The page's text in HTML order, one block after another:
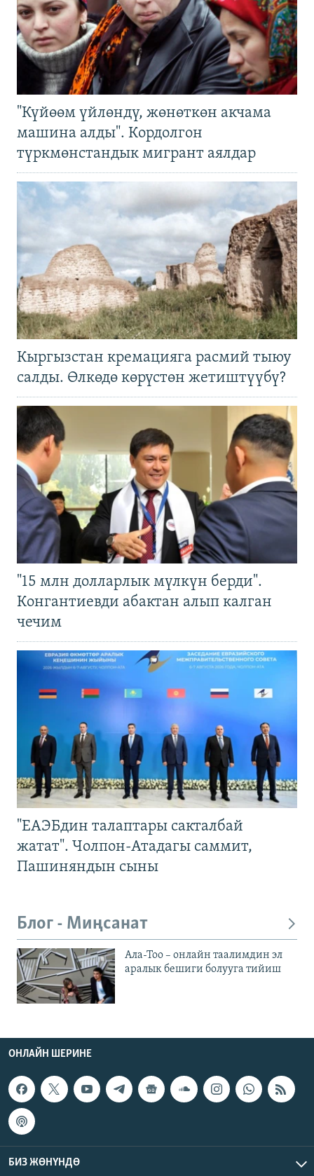
"Күйөөм үйлөндү, жөнөткөн акчама
машина алды". Кордолгон
түркмөнстандык мигрант аялдар
Кыргызстан кремацияга расмий тыюу
салды. Өлкөдө көрүстөн жетиштүүбү?
"15 млн долларлык мүлкүн берди".
Конгантиевди абактан алып калган
чечим
"ЕАЭБдин талаптары сакталбай
жатат". Чолпон-Атадагы саммит,
Пашиняндын сыны
Блог - Миңсанат
Ала-Тоо – онлайн таалимдин эл
аралык бешиги болууга тийиш
ОНЛАЙН ШЕРИНЕ
БИЗ ЖӨНҮНДӨ